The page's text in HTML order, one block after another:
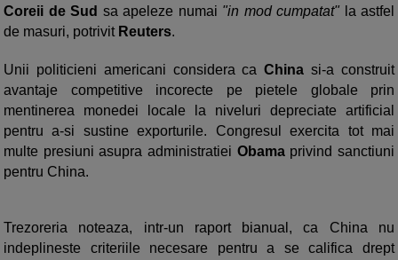
Coreii de Sud sa apeleze numai "in mod cumpatat" la astfel
de masuri, potrivit Reuters.
Unii politicieni americani considera caChina si-a construit
avantaje competitive incorecte pe pietele globale prin
mentinerea monedei locale la niveluri depreciate artificial
pentru a-si sustine exporturile. Congresul exercita tot mai
multe presiuni asupra administratiei Obamaprivind sanctiuni
pentru China.
Trezoreria noteaza, intr-un raport bianual, ca China nu
indeplineste criteriile necesare pentru a se califica drept